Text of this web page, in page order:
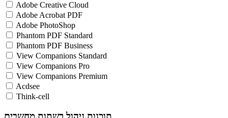
Adobe Creative Cloud
Adobe Acrobat PDF
Adobe PhotoShop
Phantom PDF Standard
Phantom PDF Business
View Companions Standard
View Companions Pro
View Companions Premium
Acdsee
Think-cell